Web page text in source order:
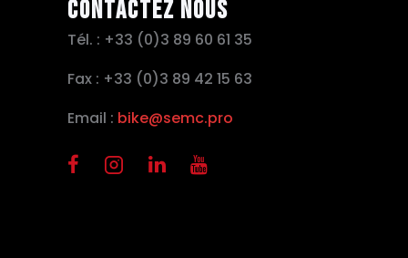
Contactez nous
Tél. : +33 (0)3 89 60 61 35
Fax : +33 (0)3 89 42 15 63
Email : bike@semc.pro